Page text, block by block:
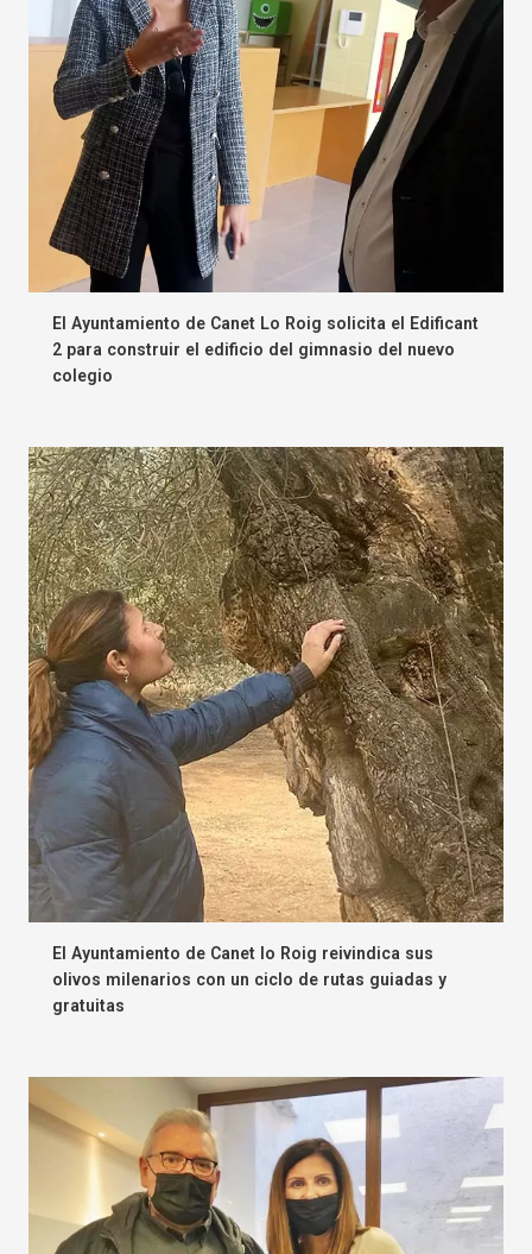
El Ayuntamiento de Canet Lo Roig solicita el Edificant
2 para construir el edificio del gimnasio del nuevo
colegio
El Ayuntamiento de Canet lo Roig reivindica sus
olivos milenarios con un ciclo de rutas guiadas y
gratuitas